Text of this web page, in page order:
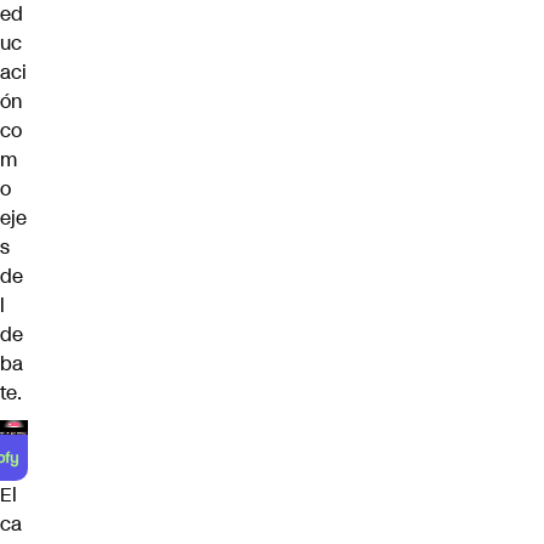
ed
uc
aci
ón
co
m
o
eje
s
de
l
de
ba
te.
El
ca